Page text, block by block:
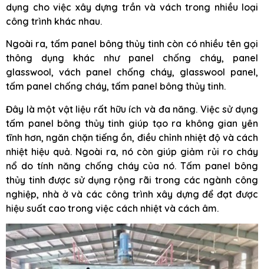
dụng cho việc xây dựng trần và vách trong nhiều loại
công trình khác nhau.
Ngoài ra, tấm panel bông thủy tinh còn có nhiều tên gọi
thông dụng khác như panel chống cháy, panel
glasswool, vách panel chống cháy, glasswool panel,
tấm panel chống cháy, tấm panel bông thủy tinh.
Đây là một vật liệu rất hữu ích và đa năng. Việc sử dụng
tấm panel bông thủy tinh giúp tạo ra không gian yên
tĩnh hơn, ngăn chặn tiếng ồn, điều chỉnh nhiệt độ và cách
nhiệt hiệu quả. Ngoài ra, nó còn giúp giảm rủi ro cháy
nổ do tính năng chống cháy của nó. Tấm panel bông
thủy tinh được sử dụng rộng rãi trong các ngành công
nghiệp, nhà ở và các công trình xây dựng để đạt được
hiệu suất cao trong việc cách nhiệt và cách âm.